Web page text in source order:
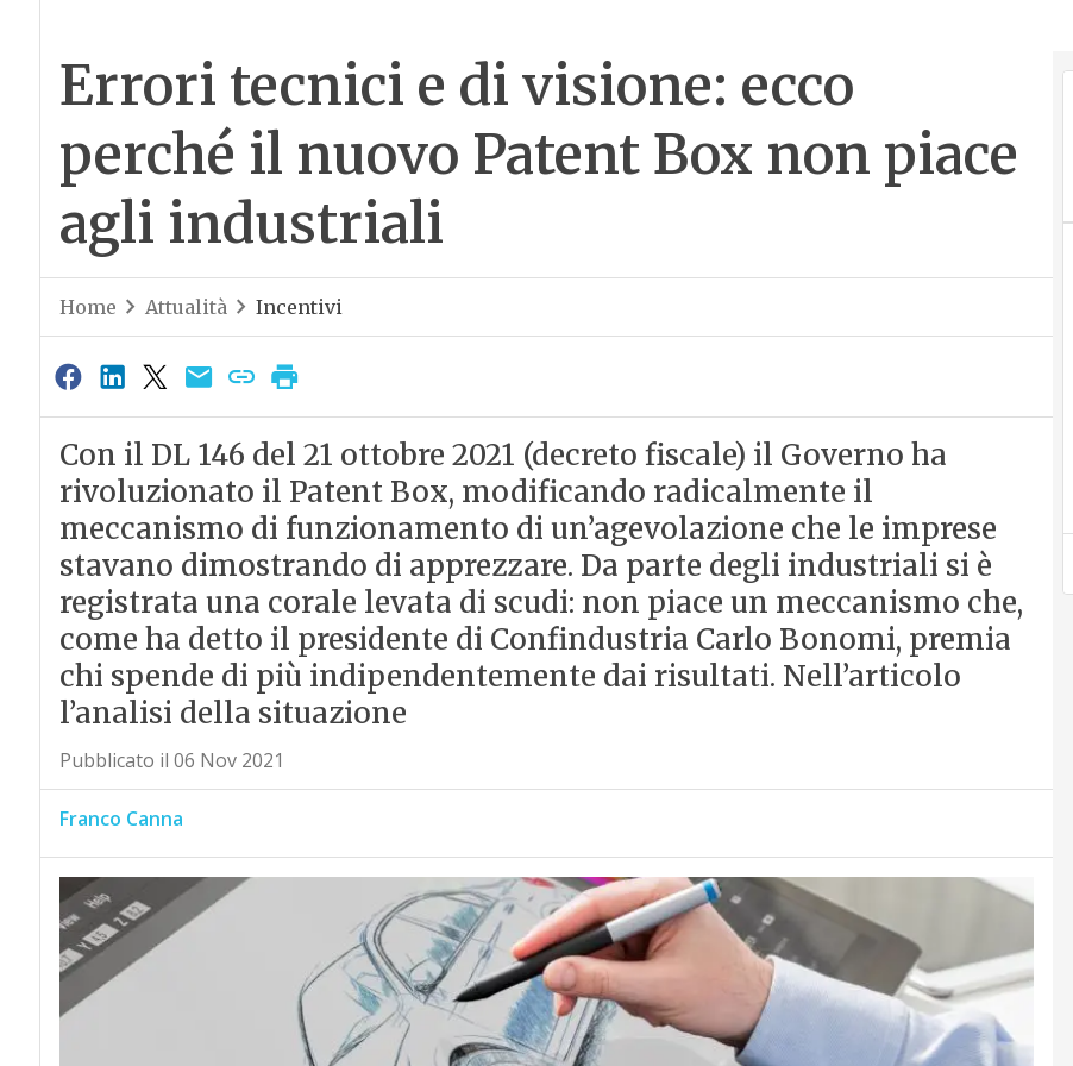
Errori tecnici e di visione: ecco
perché il nuovo Patent Box non piace
agli industriali
Home Attualità Incentivi
Con il DL 146 del 21 ottobre 2021 (decreto fiscale) il Governo ha
rivoluzionato il Patent Box, modificando radicalmente il
meccanismo di funzionamento di un’agevolazione che le imprese
stavano dimostrando di apprezzare. Da parte degli industriali si è
registrata una corale levata di scudi: non piace un meccanismo che,
come ha detto il presidente di Confindustria Carlo Bonomi, premia
chi spende di più indipendentemente dai risultati. Nell’articolo
l’analisi della situazione
Pubblicato il 06 Nov 2021
Franco Canna